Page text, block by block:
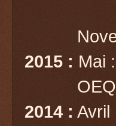
2015 : Mai
OEQC
2014 : Avril